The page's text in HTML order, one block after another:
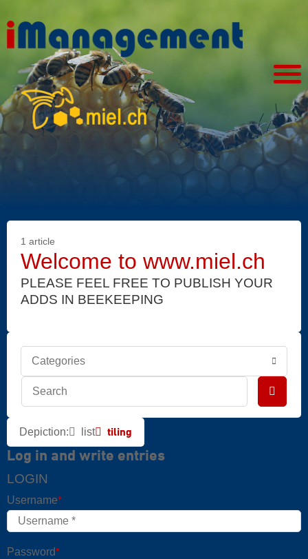
Welcome to www.miel.ch
1 article
PLEASE FEEL FREE TO PUBLISH YOUR
ADDS IN BEEKEEPING
Depiction: list tiling
Log in and write entries
LOGIN
Username*
Mandatory field
Password*